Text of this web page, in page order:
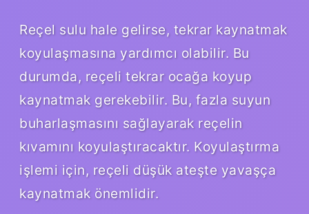
Reçel sulu hale gelirse, tekrar kaynatmak
koyulaşmasına yardımcı olabilir. Bu
durumda, reçeli tekrar ocağa koyup
kaynatmak gerekebilir. Bu, fazla suyun
buharlaşmasını sağlayarak reçelin
kıvamını koyulaştıracaktır. Koyulaştırma
işlemi için, reçeli düşük ateşte yavaşça
kaynatmak önemlidir.